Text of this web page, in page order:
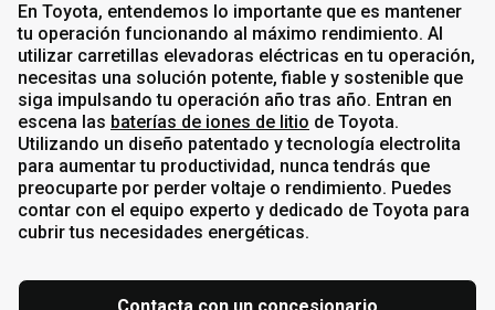
En Toyota, entendemos lo importante que es mantener
tu operación funcionando al máximo rendimiento. Al
utilizar carretillas elevadoras eléctricas en tu operación,
necesitas una solución potente, fiable y sostenible que
siga impulsando tu operación año tras año. Entran en
escena las baterías de iones de litio de Toyota.
Utilizando un diseño patentado y tecnología electrolita
para aumentar tu productividad, nunca tendrás que
preocuparte por perder voltaje o rendimiento. Puedes
contar con el equipo experto y dedicado de Toyota para
cubrir tus necesidades energéticas.